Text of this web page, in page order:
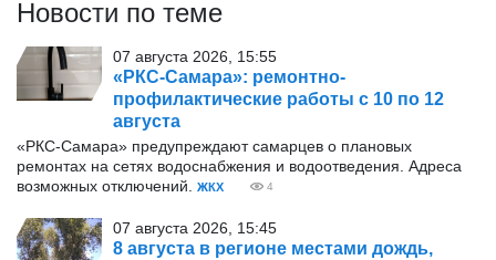
Новости по теме
07 августа 2026, 15:55
«РКС-Самара»: ремонтно-
профилактические работы с 10 по 12
августа
«РКС-Самара» предупреждают самарцев о плановых
ремонтах на сетях водоснабжения и водоотведения. Адреса
возможных отключений.
ЖКХ 4
07 августа 2026, 15:45
8 августа в регионе местами дождь,